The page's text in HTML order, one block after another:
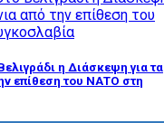
η Διάσκεψη για τα
επίθεση του ΝΑΤΟ στη